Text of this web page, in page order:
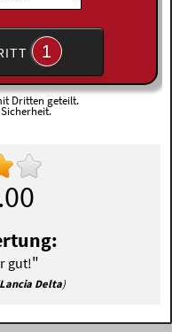
1
Dritten geteilt.
gut!"
Delta)